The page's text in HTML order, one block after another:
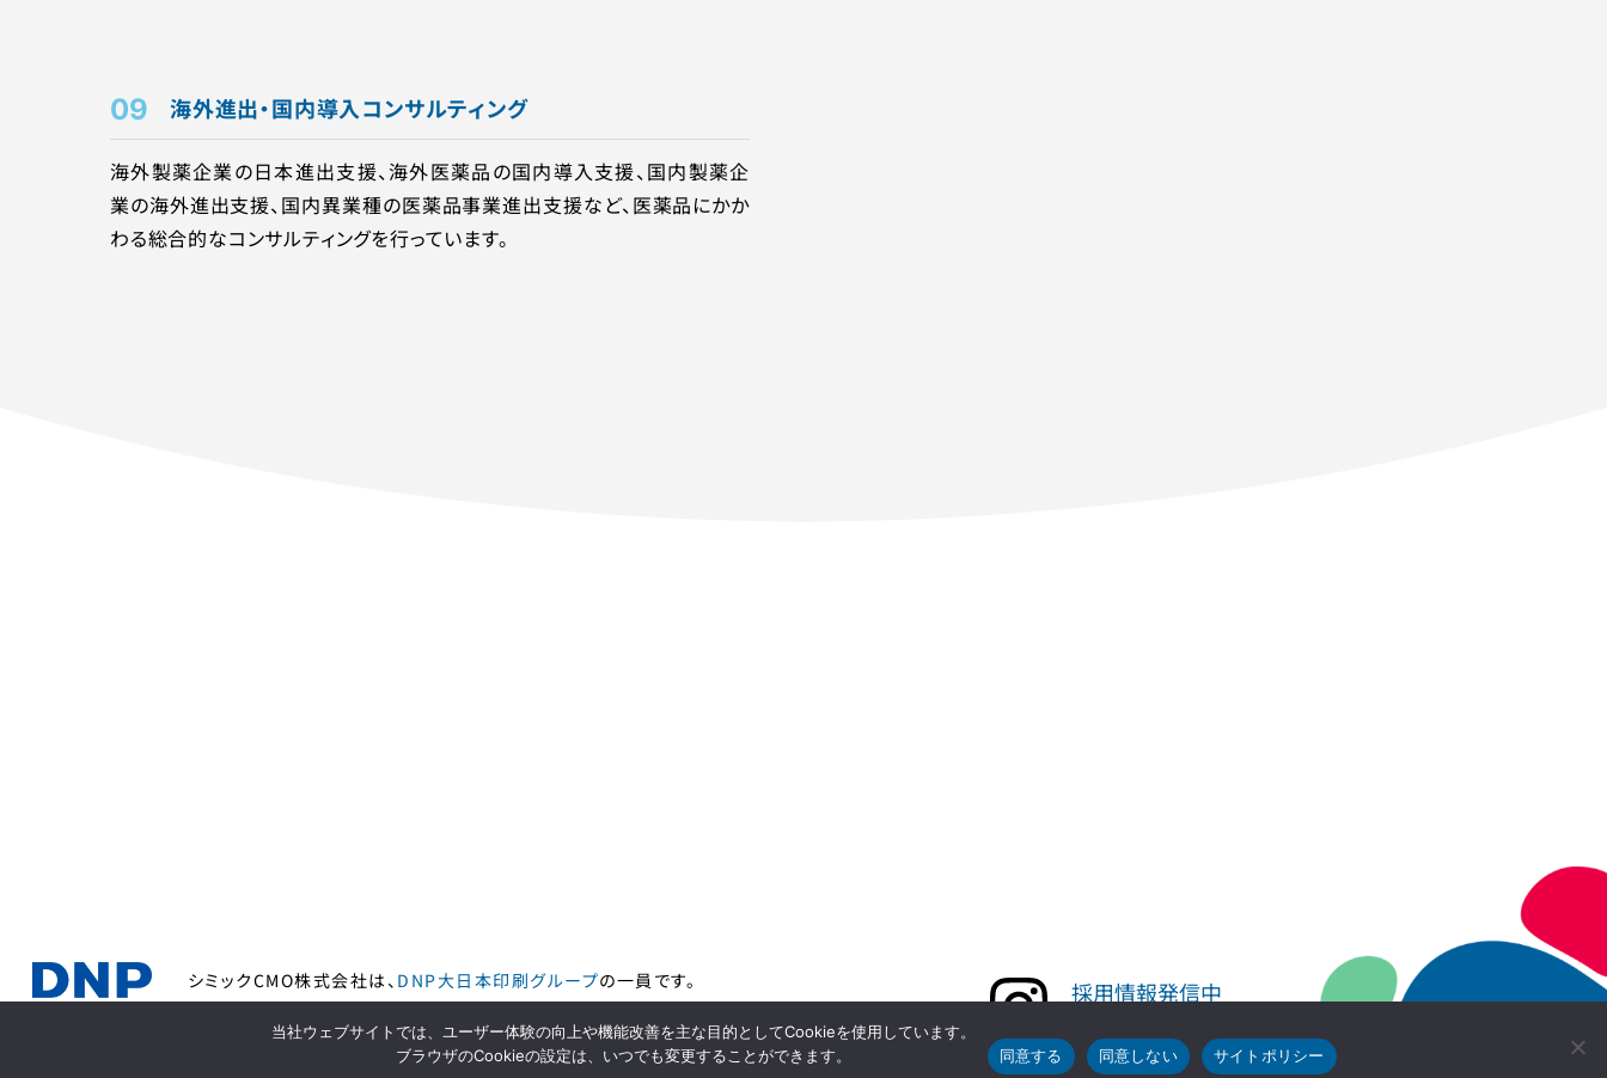
09 海外進出・国内導入コンサルティング
海外製薬企業の日本進出支援、海外医薬品の国内導⼊支援、国内製薬企
業の海外進出⽀援、国内異業種の医薬品事業進出支援など、医薬品にかか
わる総合的なコンサルティングを行っています。
シミックCMO株式会社は、 DNP大日本印刷グループの一員です。 採用情報発信中
当社ウェブサイトでは、ユーザー体験の向上や機能改善を主な目的としてCookieを使用しています。
ブラウザのCookieの設定は、いつでも変更することができます。
同意する 同意しない サイトポリシー